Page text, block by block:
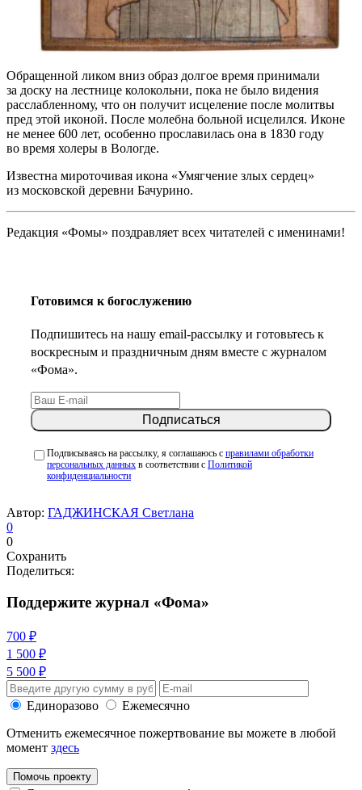
Обращенной ликом вниз образ долгое время принимали
за доску на лестнице колокольни, пока не было видения
расслабленному, что он получит исцеление после молитвы
пред этой иконой. После молебна больной исцелился. Иконе
не менее 600 лет, особенно прославилась она в 1830 году
во время холеры в Вологде.
Известна мироточивая икона «Умягчение злых сердец»
из московской деревни Бачурино.
Редакция «Фомы» поздравляет всех читателей с именинами!
Готовимся к богослужению
Подпишитесь на нашу email-рассылку и готовьтесь к
воскресным и праздничным дням вместе с журналом
«Фома».
Подписываясь на рассылку, я соглашаюсь с правилами обработки
персональных данных в соответствии с Политикой
конфиденциальности
Автор: ГАДЖИНСКАЯ Светлана
0
0
Сохранить
Поделиться:
Поддержите журнал «Фома»
700 ₽
1 500 ₽
5 500 ₽
Единоразово
Ежемесячно
Отменить ежемесячное пожертвование вы можете в любой
момент здесь
Помочь проекту